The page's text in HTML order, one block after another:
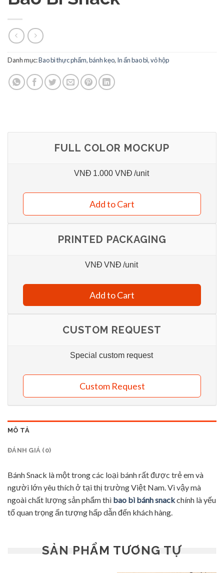
Danh mục:Bao bì thực phẩm, bánh kẹo, In ấn bao bì, vỏ hộp
FULL COLOR MOCKUP
VNĐ 1.000 VNĐ /unit
Add to Cart
PRINTED PACKAGING
VNĐ VNĐ /unit
Add to Cart
CUSTOM REQUEST
Special custom request
Custom Request
MÔ TẢ
ĐÁNH GIÁ (0)
Bánh Snack là một trong các loại bánh rất được trẻ em và
người lớn yêu thích ở tại thị trường Việt Nam. Vì vậy mà
ngoài chất lượng sản phẩm thì bao bì bánh snackchính là yếu
tố quan trọng ấn tượng hấp dẫn đến khách hàng.
SẢN PHẨM TƯƠNG TỰ